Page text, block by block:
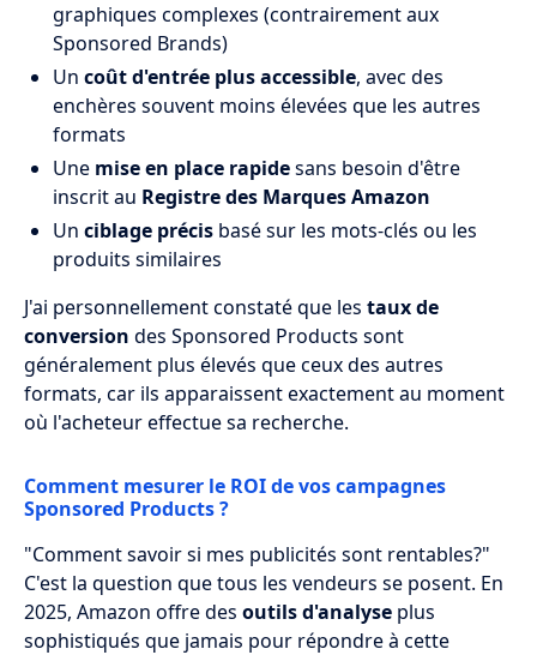
graphiques complexes (contrairement aux
Sponsored Brands)
Un coût d'entrée plus accessible, avec des
enchères souvent moins élevées que les autres
formats
Une mise en place rapidesans besoin d'être
inscrit au Registre des Marques Amazon
Un ciblage précis basé sur les mots-clés ou les
produits similaires
J'ai personnellement constaté que les taux de
conversion des Sponsored Products sont
généralement plus élevés que ceux des autres
formats, car ils apparaissent exactement au moment
où l'acheteur effectue sa recherche.
Comment mesurer le ROI de vos campagnes
Sponsored Products ?
"Comment savoir si mes publicités sont rentables?"
C'est la question que tous les vendeurs se posent. En
2025, Amazon offre des outils d'analyse plus
sophistiqués que jamais pour répondre à cette